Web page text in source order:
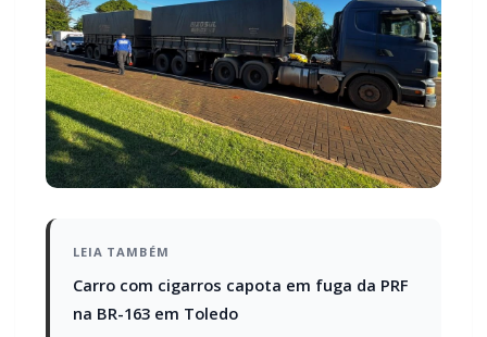
LEIA TAMBÉM
Carro com cigarros capota em fuga da PRF
na BR-163 em Toledo